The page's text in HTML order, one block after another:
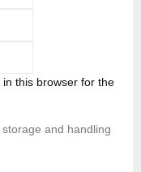
this browser for the
and handling